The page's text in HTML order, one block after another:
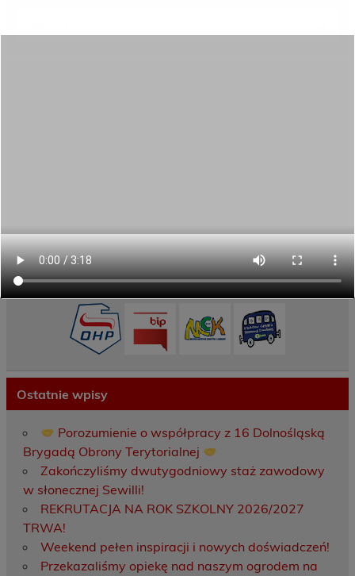
ECAM
Przydatne linki
Ostatnie wpisy
Porozumienie o współpracy z 16 Dolnośląską
Brygadą Obrony Terytorialnej
Zakończyliśmy dwutygodniowy staż zawodowy
w słonecznej Sewilli!
REKRUTACJA NA ROK SZKOLNY 2026/2027
TRWA!
Weekend pełen inspiracji i nowych doświadczeń!
Przekazaliśmy opiekę nad naszym ogrodem na